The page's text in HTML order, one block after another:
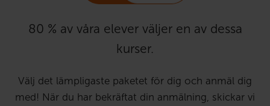
80 % av våra elever väljer en av dessa
kurser.
Välj det lämpligaste paketet för dig och anmäl dig
med! När du har bekräftat din anmälning, skickar vi